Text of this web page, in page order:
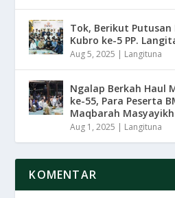
Tok, Berikut
Kubro ke-5 PP.
Aug 5, 2025 | Langituna
Ngalap Berkah Haul
ke-55, Para Peserta
Maqbarah
Aug 1, 2025 | Langituna
KOMENTAR